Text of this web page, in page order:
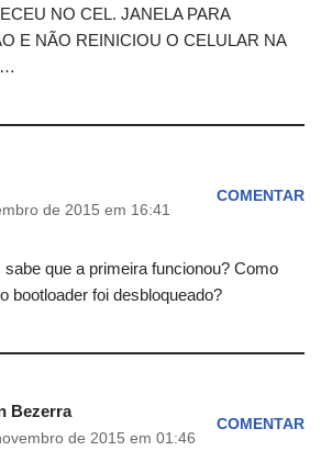
NO CEL. JANELA PARA
E NÃO REINICIOU O CELULAR NA
…
de 2015 em 16:41
COMENTAR
que a primeira funcionou? Como
bootloader foi desbloqueado?
Bezerra
de 2015 em 01:46
COMENTAR